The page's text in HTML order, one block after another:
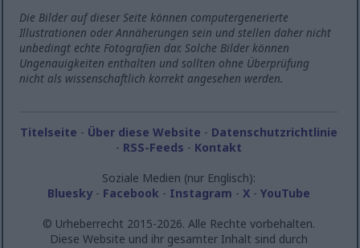
Die Bilder auf dieser Seite können computergenerierte
Illustrationen oder Annäherungen sein und stellen daher nicht
unbedingt echte Fotografien dar. Solche Bilder können
Ungenauigkeiten enthalten und sollten ohne Überprüfung
nicht als wissenschaftlich korrekt angesehen werden.
Titelseite - Über diese Website - Datenschutzrichtlinie
- RSS-Feeds - Kontakt
Soziale Medien (nur Englisch):
Bluesky- Facebook - Instagram - X- YouTube
© Urheberrecht 2015-2026. Alle Rechte vorbehalten.
Diese Website und ihr gesamter Inhalt sind durch